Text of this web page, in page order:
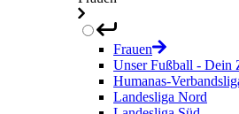
Frauen
Unser Fußball - Dein
Humanas-
Landesliga Nord